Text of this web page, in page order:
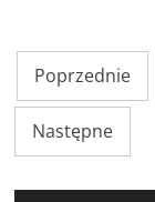
Stronicowanie
wpisów
Poprzednie
Następne